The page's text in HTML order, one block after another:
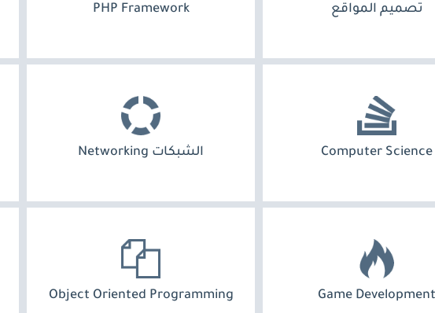
تصميم المواقع PHP Framework
Computer Science الشبكات Networking
Game Development
Object Oriented Programming